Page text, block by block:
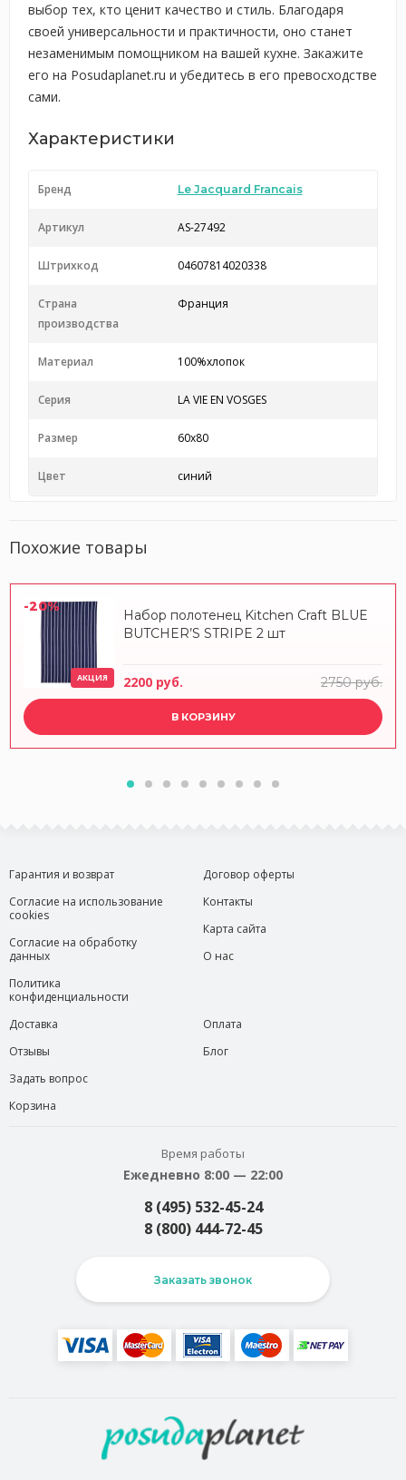
выбор тех, кто ценит качество и стиль. Благодаря
своей универсальности и практичности, оно станет
незаменимым помощником на вашей кухне. Закажите
его на Posudaplanet.ru и убедитесь в его превосходстве
сами.
Характеристики
Бренд Le Jacquard Francais
Артикул AS-27492
Штрихкод 04607814020338
Страна
производства
Франция
Материал 100%хлопок
Серия LA VIE EN VOSGES
Размер 60х80
Цвет синий
Похожие товары
-20%
АКЦИЯ
Набор полотенец Kitchen Craft BLUE
BUTCHER’S STRIPE 2 шт
2200 руб. 2750 руб.
В КОРЗИНУ
Гарантия и возврат
Согласие на использование
cookies
Согласие на обработку
данных
Политика
конфиденциальности
Договор оферты
Контакты
Карта сайта
О нас
Доставка
Отзывы
Задать вопрос
Корзина
Оплата
Блог
Время работы
Ежедневно 8:00 — 22:00
8 (495) 532-45-24
8 (800) 444-72-45
Заказать звонок